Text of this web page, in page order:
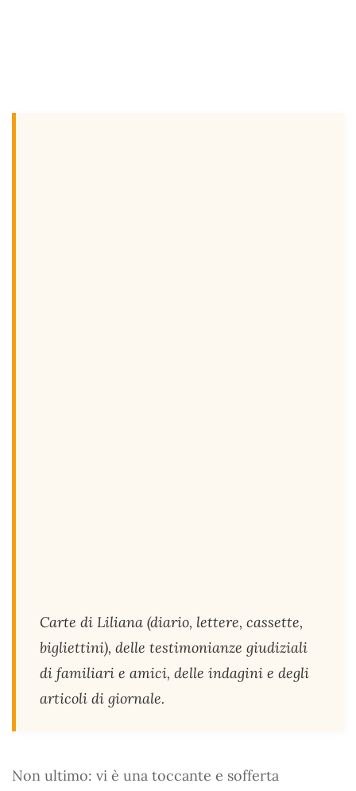
Carte di Liliana (diario, lettere, cassette,
bigliettini), delle testimonianze giudiziali
di familiari e amici, delle indagini e degli
articoli di giornale.
Non ultimo: vi è una toccante e sofferta